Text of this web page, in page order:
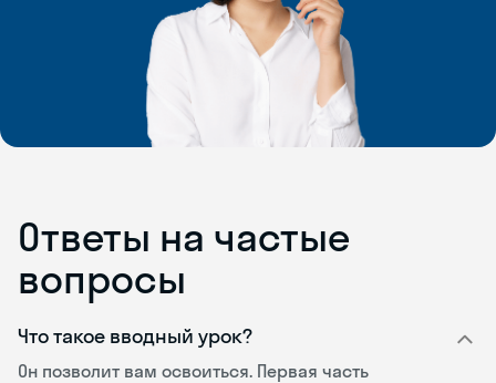
Ответы на частые
вопросы
Что такое вводный урок?
Он позволит вам освоиться. Первая часть